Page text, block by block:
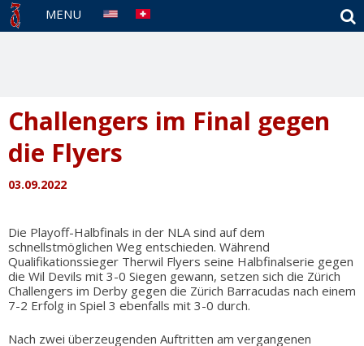
MENU
Challengers im Final gegen
die Flyers
03.09.2022
Die Playoff-Halbfinals in der NLA sind auf dem
schnellstmöglichen Weg entschieden. Während
Qualifikationssieger Therwil Flyers seine Halbfinalserie gegen
die Wil Devils mit 3-0 Siegen gewann, setzen sich die Zürich
Challengers im Derby gegen die Zürich Barracudas nach einem
7-2 Erfolg in Spiel 3 ebenfalls mit 3-0 durch.
Nach zwei überzeugenden Auftritten am vergangenen